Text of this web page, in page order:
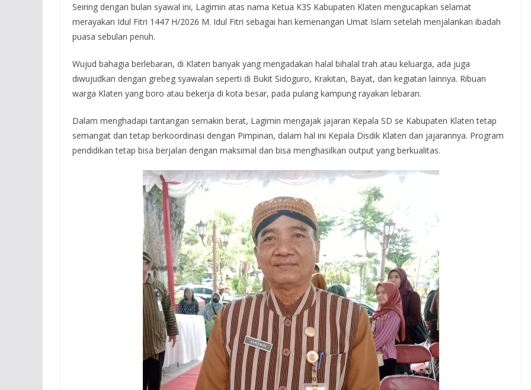
Seiring dengan bulan syawal ini, Lagimin atas nama Ketua K3S Kabupaten Klaten mengucapkan selamat
merayakan Idul Fitri 1447 H/2026 M. Idul Fitri sebagai hari kemenangan Umat Islam setelah menjalankan ibadah
puasa sebulan penuh.
Wujud bahagia berlebaran, di Klaten banyak yang mengadakan halal bihalal trah atau keluarga, ada juga
diwujudkan dengan grebeg syawalan seperti di Bukit Sidoguro, Krakitan, Bayat, dan kegiatan lainnya. Ribuan
warga Klaten yang boro atau bekerja di kota besar, pada pulang kampung rayakan lebaran.
Dalam menghadapi tantangan semakin berat, Lagimin mengajak jajaran Kepala SD se Kabupaten Klaten tetap
semangat dan tetap berkoordinasi dengan Pimpinan, dalam hal ini Kepala Disdik Klaten dan jajarannya. Program
pendidikan tetap bisa berjalan dengan maksimal dan bisa menghasilkan output yang berkualitas.